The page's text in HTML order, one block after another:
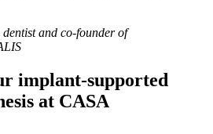
and co-founder of
implant-supported
at CASA